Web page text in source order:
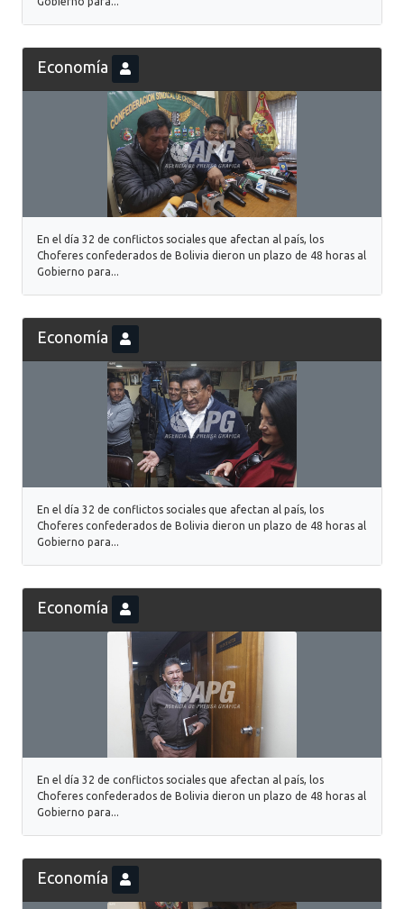
Economía
En el día 32 de conflictos sociales que afectan al país, los
Choferes confederados de Bolivia dieron un plazo de 48 horas al
Gobierno para...
Economía
En el día 32 de conflictos sociales que afectan al país, los
Choferes confederados de Bolivia dieron un plazo de 48 horas al
Gobierno para...
Economía
En el día 32 de conflictos sociales que afectan al país, los
Choferes confederados de Bolivia dieron un plazo de 48 horas al
Gobierno para...
Economía